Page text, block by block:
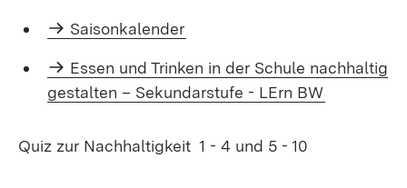
Saisonkalender
Es­sen und Trin­ken in der Schule nach­hal­tig
ge­stal­ten – Se­kun­dar­stu­fe - LErn BW
Quiz zur Nachhaltigkeit 1 - 4 und 5 - 10